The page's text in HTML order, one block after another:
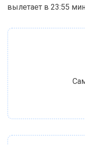
вылетает в 23:55